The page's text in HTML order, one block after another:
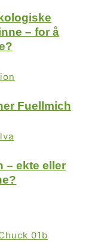
– for å
Fuellmich
– ekte eller